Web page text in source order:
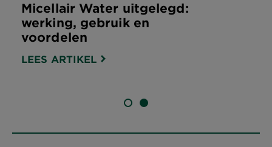
Micellair Water uitgelegd:
werking, gebruik en
voordelen
LEES ARTIKEL
SLIDE 1SLIDE 2